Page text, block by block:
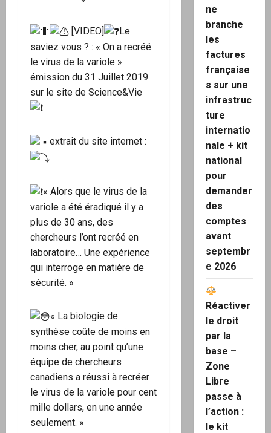
[VIDEO]
Le
saviez vous ? : « On a recréé
le virus de la variole »
émission du 31 Juillet 2019
sur le site de Science&Vie
extrait du site internet :
« Alors que le virus de la
variole a été éradiqué il y a
plus de 30 ans, des
chercheurs l’ont recréé en
laboratoire… Une expérience
qui interroge en matière de
sécurité. »
« La biologie de
synthèse coûte de moins en
moins cher, au point qu’une
équipe de chercheurs
canadiens a réussi à recréer
le virus de la variole pour cent
mille dollars, en une année
seulement. »
ne
branche
les
factures
française
s sur une
infrastruc
ture
internatio
nale + kit
national
pour
demander
des
comptes
avant
septembr
e 2026
Réactiver
le droit
par la
base –
Zone
Libre
passe à
l’action :
le kit